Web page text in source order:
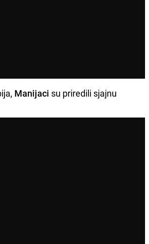
Manijaci su priredili sjajnu